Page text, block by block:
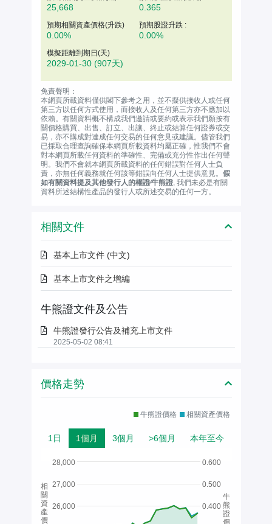
25,668 0.365
預期相關資產價格(升跌)
0.00%
預期股證升跌 :
0.00%
模擬距離到期日(天)
2029-01-30 (907天)
免責聲明：
本網頁所載資料僅供閣下參考之用，並不擬供接收人或任何
第三方以任何方式使用，而接收人及任何第三方亦不應加以
依賴。有關資料概不構成我們邀請或要約或表示我們願按有
關價格購買、出售、訂立、出讓、終止或結算任何證券或交
易，亦不購成對達成任何交易的任何意見或建議。儘管我們
已採取合理查詢確保本網頁所載資料均屬正確，惟我們不會
對本網頁所載任何資料的準確性、完備或充分性作出任何聲
明。我們不會就本網頁所載資料的任何錯誤對任何人士負
責，亦無任何義務就任何該等錯誤向任何人士提供意見。 假
如有關資料提及其他發行人的權證∕牛熊證, 我們未必是有關
資料所述結構性產品的發行人或所述交易的任何一方。
相關文件
基本上市文件 (中文)
基本上市文件之增編
牛熊證文件及公告
牛熊證發行公告及補充上市文件
2025-05-02 08:41
價格走勢
牛熊證價格 相關資產價格
1日 1個月 3個月 >6個月 本年至今
26,000
27,000
28,000 0.600
0.400
0.500
相
關
資
產
價
牛
熊
證
價